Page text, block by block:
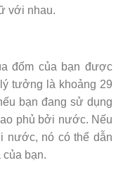
với nhau.
đốm của bạn được
tưởng là khoảng 29
bạn đang sử dụng
phủ bởi nước. Nếu
nước, nó có thể dẫn
của bạn.